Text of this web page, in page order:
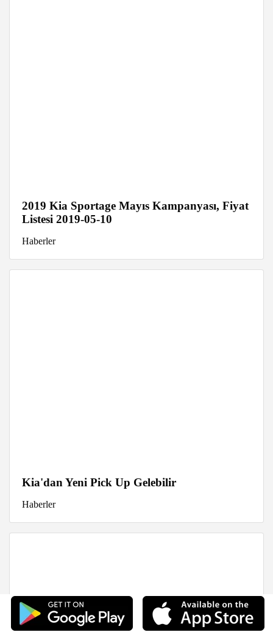
2019 Kia Sportage Mayıs Kampanyası, Fiyat
Listesi 2019-05-10
Haberler
Kia'dan Yeni Pick Up Gelebilir
Haberler